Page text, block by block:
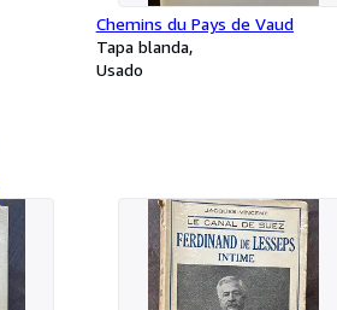
Chemins du Pays de Vaud
Tapa blanda
Usado